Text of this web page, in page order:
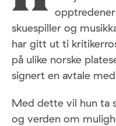
skuespiller og
har gitt ut ti
på ulike norske
signert en avtale
Med dette vil hun ta
og verden om